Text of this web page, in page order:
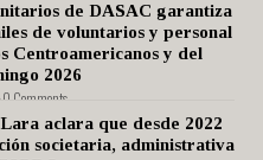
de DASAC garantiza
de voluntarios y personal
Centroamericanos y del
2026
0 Comments
aclara que desde 2022
societaria, administrativa